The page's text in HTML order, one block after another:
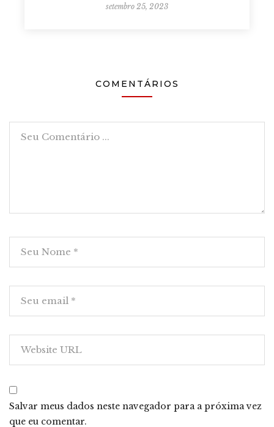
setembro 25, 2023
COMENTÁRIOS
Salvar meus dados neste navegador para a próxima vez
que eu comentar.